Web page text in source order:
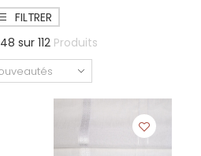
FILTRER
48 sur 112Produits